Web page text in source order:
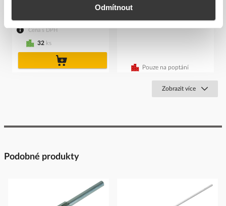
Odmítnout
Cena s DPH
501,05 Kč/ks
32 ks
Pouze na poptání
Zobrazit více
Podobné produkty